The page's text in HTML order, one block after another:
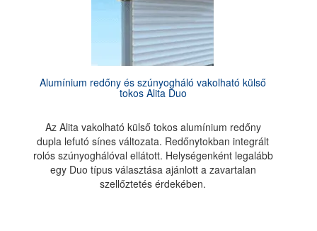
Alumínium redőny és szúnyogháló vakolható külső
tokos Alita Duo
Az Alita vakolható külső tokos alumínium redőny
dupla lefutó sínes változata. Redőnytokban integrált
rolós szúnyoghálóval ellátott. Helységenként legalább
egy Duo típus választása ajánlott a zavartalan
szellőztetés érdekében.